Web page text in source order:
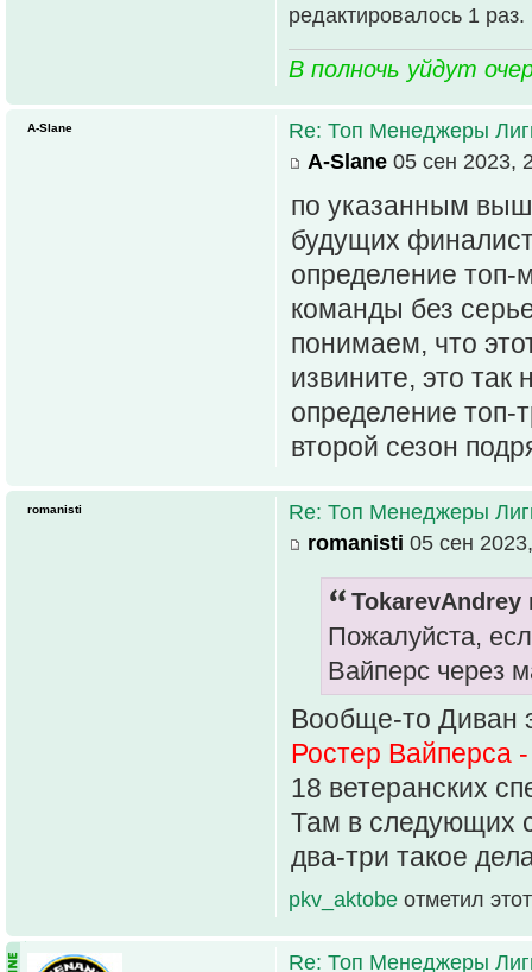
редактировалось 1 раз.
В полночь уйдут
Re: Топ Менеджеры
A-Slane 05 сен 2023,
по указанным
будущих
определение топ-
команды без
понимаем, что
извините, это
определение топ-
второй сезон
A-Slane
Re: Топ Менеджеры
romanisti 05 сен
TokarevAndrey
Пожалуйста,
Вайперс через
Вообще-то Диван
Ростер Вайперса
18 ветеранских
Там в следующих
два-три такое
pkv_aktobe отметил
romanisti
Re: Топ Менеджеры